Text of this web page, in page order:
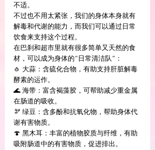
不适。
不过也不用太紧张，我们的身体本身就有
解毒和代谢的能力，而我们可以通过日常
饮食来支持这个过程。
在巴刹和超市里就有很多简单又天然的食
材，可以成为身体的“日常清洁队”：
🧄 大蒜：含硫化合物，有助支持肝脏解毒
酵素的运作。
🌊 海带：富含褐藻胶，可帮助减少重金属
在肠道的吸收。
🫘 绿豆：含多酚和抗氧化物，帮助身体代
谢有害物质。
🍄 黑木耳：丰富的植物胶质与纤维，有助
吸附肠道中的有害物质，促进排出。